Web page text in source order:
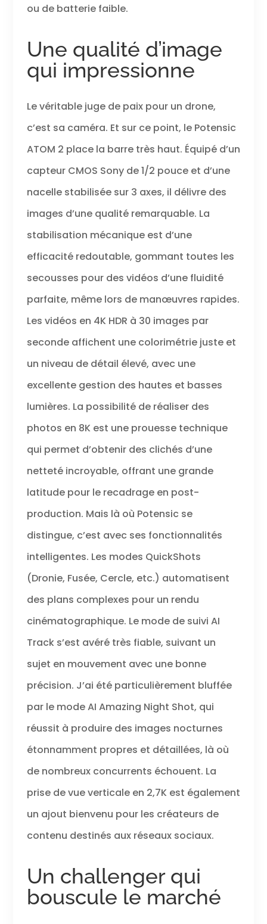
ou de batterie faible.
Une qualité d’image
qui impressionne
Le véritable juge de paix pour un drone,
c’est sa caméra. Et sur ce point, le Potensic
ATOM 2 place la barre très haut. Équipé d’un
capteur CMOS Sony de 1/2 pouce et d’une
nacelle stabilisée sur 3 axes, il délivre des
images d’une qualité remarquable. La
stabilisation mécanique est d’une
efficacité redoutable, gommant toutes les
secousses pour des vidéos d’une fluidité
parfaite, même lors de manœuvres rapides.
Les vidéos en 4K HDR à 30 images par
seconde affichent une colorimétrie juste et
un niveau de détail élevé, avec une
excellente gestion des hautes et basses
lumières. La possibilité de réaliser des
photos en 8K est une prouesse technique
qui permet d’obtenir des clichés d’une
netteté incroyable, offrant une grande
latitude pour le recadrage en post-
production. Mais là où Potensic se
distingue, c’est avec ses fonctionnalités
intelligentes. Les modes QuickShots
(Dronie, Fusée, Cercle, etc.) automatisent
des plans complexes pour un rendu
cinématographique. Le mode de suivi AI
Track s’est avéré très fiable, suivant un
sujet en mouvement avec une bonne
précision. J’ai été particulièrement bluffée
par le mode AI Amazing Night Shot, qui
réussit à produire des images nocturnes
étonnamment propres et détaillées, là où
de nombreux concurrents échouent. La
prise de vue verticale en 2,7K est également
un ajout bienvenu pour les créateurs de
contenu destinés aux réseaux sociaux.
Un challenger qui
bouscule le marché